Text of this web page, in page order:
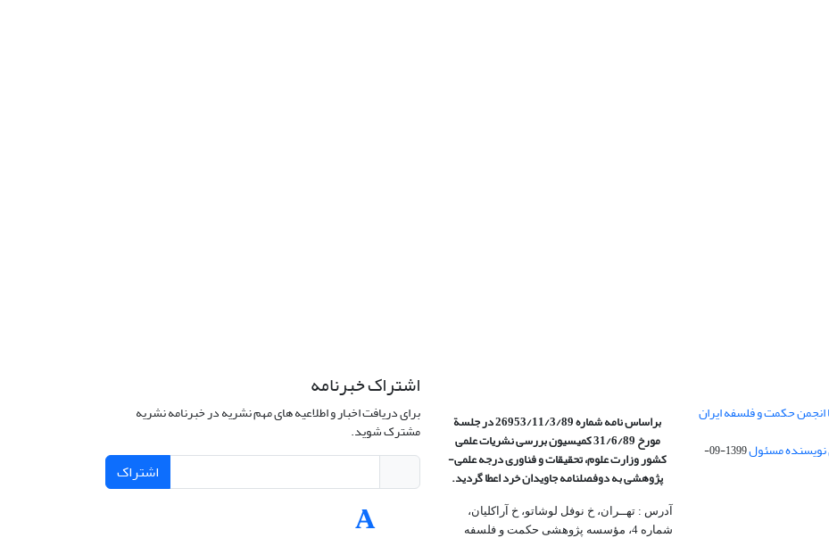
حکمت و فلسفه ایران
1399-09-
براساس نامه شماره 26953/11/3/89 در جلسة
مورخ 31/6/89 کمیسیون
بررسی نشریات علمی
کشور وزارت علوم، تحقیقات و فناوری درجه علمی‌-
پژوهشیبه دوفصلنامه جاویدان خرد اعطا گردید.
آدرس : تهــران، خ نوفل لوشاتو، خ آراکلیان،
شماره 4،‌ مؤسسه پژوهشی حکمت و فلسفه
اشتراک خبرنامه
برای دریافت اخبار و اطلاعیه های مهم نشریه در خبرنامه نشریه
مشترک شوید.
اشتراک